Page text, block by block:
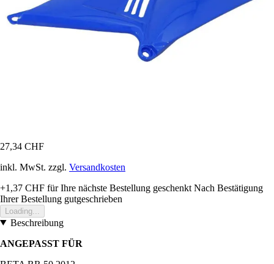
27,34 CHF
inkl. MwSt. zzgl. Versandkosten
+1,37 CHF für Ihre nächste Bestellung geschenkt Nach Bestätigung
Ihrer Bestellung gutgeschrieben
Loading...
Beschreibung
ANGEPASST FÜR